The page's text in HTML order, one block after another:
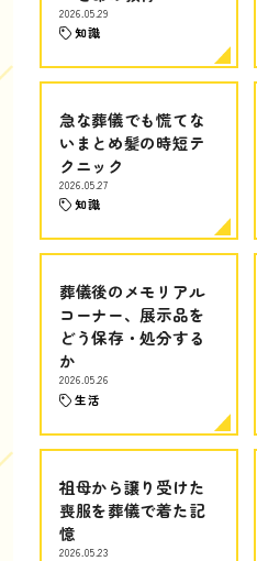
2026.05.29
知識
急な葬儀でも慌てな
いまとめ髪の時短テ
クニック
2026.05.27
知識
葬儀後のメモリアル
コーナー、展示品を
どう保存・処分する
か
2026.05.26
生活
祖母から譲り受けた
喪服を葬儀で着た記
憶
2026.05.23